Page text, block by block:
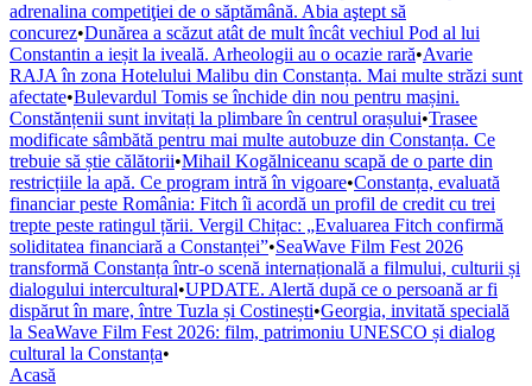
adrenalina competiţiei de o săptămână. Abia aştept să
concurez•Dunărea a scăzut atât de mult încât vechiul Pod al lui
Constantin a ieșit la iveală. Arheologii au o ocazie rară•Avarie
RAJA în zona Hotelului Malibu din Constanța. Mai multe străzi sunt
afectate•Bulevardul Tomis se închide din nou pentru mașini.
Constănțenii sunt invitați la plimbare în centrul orașului•Trasee
modificate sâmbătă pentru mai multe autobuze din Constanța. Ce
trebuie să știe călătorii•Mihail Kogălniceanu scapă de o parte din
restricțiile la apă. Ce program intră în vigoare•Constanța, evaluată
financiar peste România: Fitch îi acordă un profil de credit cu trei
trepte peste ratingul țării. Vergil Chițac: „Evaluarea Fitch confirmă
soliditatea financiară a Constanței”•SeaWave Film Fest 2026
transformă Constanța într-o scenă internațională a filmului, culturii și
dialogului intercultural•UPDATE. Alertă după ce o persoană ar fi
dispărut în mare, între Tuzla și Costinești•Georgia, invitată specială
la SeaWave Film Fest 2026: film, patrimoniu UNESCO și dialog
cultural la Constanța•
Acasă